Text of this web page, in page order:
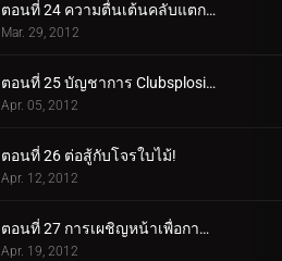
ตอนที่ 24 ความตื่นเต้นคลับแตกกระจาย!
Mar. 29, 2012
ตอนที่ 25 บัญชาการ Clubsplosion Crown!
Apr. 05, 2012
ตอนที่ 26 ต่อสู้กับโจรใบไม้!
Apr. 12, 2012
ตอนที่ 27 การเผชิญหน้าเพื่อการฟื้นฟู! (1)
Apr. 19, 2012